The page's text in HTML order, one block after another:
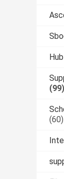
(99)
(60)